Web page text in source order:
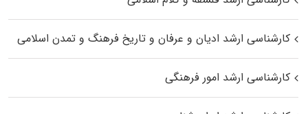
کارشناسی ارشد ادیان و عرفان و تاریخ فرهنگ و تمدن اسلامی
کارشناسی ارشد امور فرهنگی